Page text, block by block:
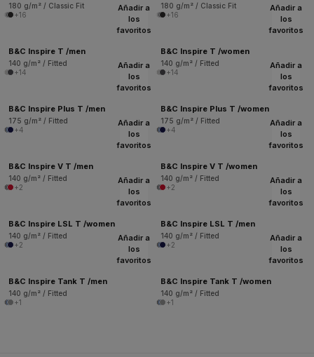
180 g/m² / Classic Fit
+16
180 g/m² / Classic Fit
+16
Añadir a
los
favoritos
B&C Inspire T /men
140 g/m² / Fitted
+14
Añadir a
los
favoritos
B&C Inspire T /women
140 g/m² / Fitted
+14
Añadir a
los
favoritos
B&C Inspire Plus T /men
175 g/m² / Fitted
+4
Añadir a
los
favoritos
B&C Inspire Plus T /women
175 g/m² / Fitted
+4
Añadir a
los
favoritos
B&C Inspire V T /men
140 g/m² / Fitted
+2
Añadir a
los
favoritos
B&C Inspire V T /women
140 g/m² / Fitted
+2
Añadir a
los
favoritos
B&C Inspire LSL T /women
140 g/m² / Fitted
+2
Añadir a
los
favoritos
B&C Inspire LSL T /men
140 g/m² / Fitted
+2
Añadir a
los
favoritos
B&C Inspire Tank T /men
140 g/m² / Fitted
+1
Añadir a
los
favoritos
B&C Inspire Tank T /women
140 g/m² / Fitted
+1